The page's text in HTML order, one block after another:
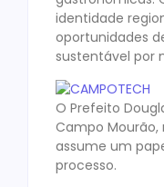
identidade
oportunidades
sustentável por
O Prefeito
Campo
assume um
processo.